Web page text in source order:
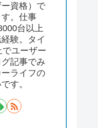
ー資格）で
。仕事
台以上
験。タイ
ユーザー
記事でみ
ライフの
す。